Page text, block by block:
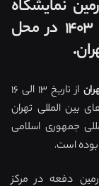
بین المللی صنعت TIIE آبان ماه ۱۴۰۳ در محل
از تاریخ ۱۳ الی ۱۶
های بین المللی تهران
جمهوری اسلامی
دفعه در مرکز